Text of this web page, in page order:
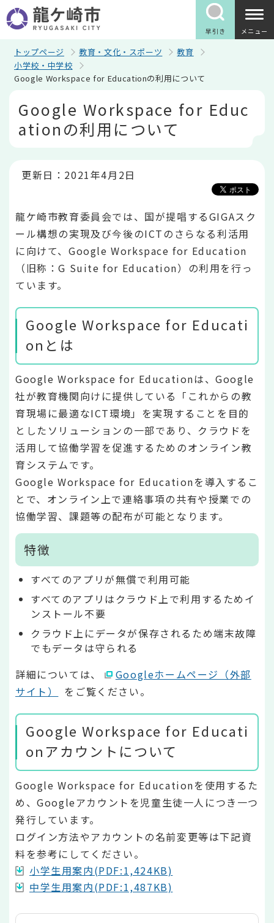
の
ペ
早引き メニュー
トップページ 教育・文化・スポーツ
教育
小学校・中学校
Google Workspace for Educationの利用について
Google Workspace for Educ
ationの利用について
更新日：2021年4月2日
龍ケ崎市教育委員会では、国が提唱するGIGAスク
ール構想の実現及び今後のICTのさらなる利活用
に向けて、Google Workspace for Education
（旧称：G Suite for Education）の利用を行っ
ています。
Google Workspace for Educati
onとは
Google Workspace for Educationは、Google
社が教育機関向けに提供している「これからの教
育現場に最適なICT環境」を実現することを目的
としたソリューションの一部であり、クラウドを
活用して協働学習を促進するためのオンライン教
育システムです。
Google Workspace for Educationを導入するこ
とで、オンライン上で連絡事項の共有や授業での
協働学習、課題等の配布が可能となります。
特徴
すべてのアプリが無償で利用可能
すべてのアプリはクラウド上で利用するためイ
ンストール不要
クラウド上にデータが保存されるため端末故障
でもデータは守られる
詳細については、
Googleホームページ（外部
サイト）
をご覧ください。
Google Workspace for Educati
onアカウントについて
Google Workspace for Educationを使用するた
め、Googleアカウントを児童生徒一人につき一つ
発行しています。
ログイン方法やアカウントの名前変更等は下記資
料を参考にしてください。
小学生用案内(PDF:1,424KB)
中学生用案内(PDF:1,487KB)